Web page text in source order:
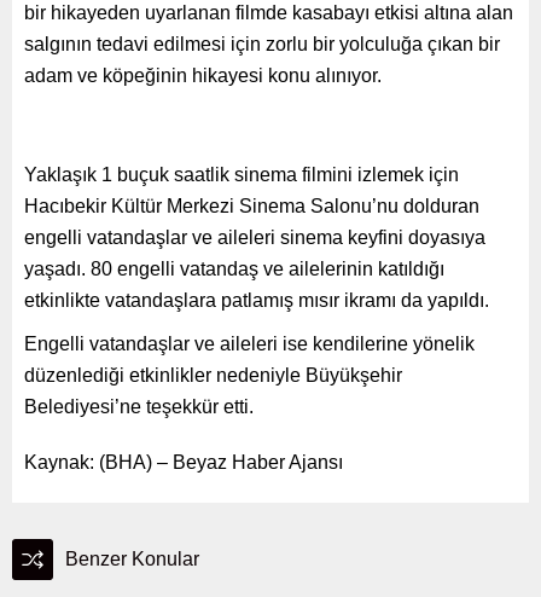
bir hikayeden uyarlanan filmde kasabayı etkisi altına alan
salgının tedavi edilmesi için zorlu bir yolculuğa çıkan bir
adam ve köpeğinin hikayesi konu alınıyor.
Yaklaşık 1 buçuk saatlik sinema filmini izlemek için
Hacıbekir Kültür Merkezi Sinema Salonu’nu dolduran
engelli vatandaşlar ve aileleri sinema keyfini doyasıya
yaşadı. 80 engelli vatandaş ve ailelerinin katıldığı
etkinlikte vatandaşlara patlamış mısır ikramı da yapıldı.
Engelli vatandaşlar ve aileleri ise kendilerine yönelik
düzenlediği etkinlikler nedeniyle Büyükşehir
Belediyesi’ne teşekkür etti.
Kaynak: (BHA) – Beyaz Haber Ajansı
Benzer Konular